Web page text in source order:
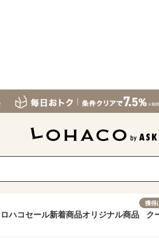
ロハコセール新着商品オリジナル商品
獲得
ク